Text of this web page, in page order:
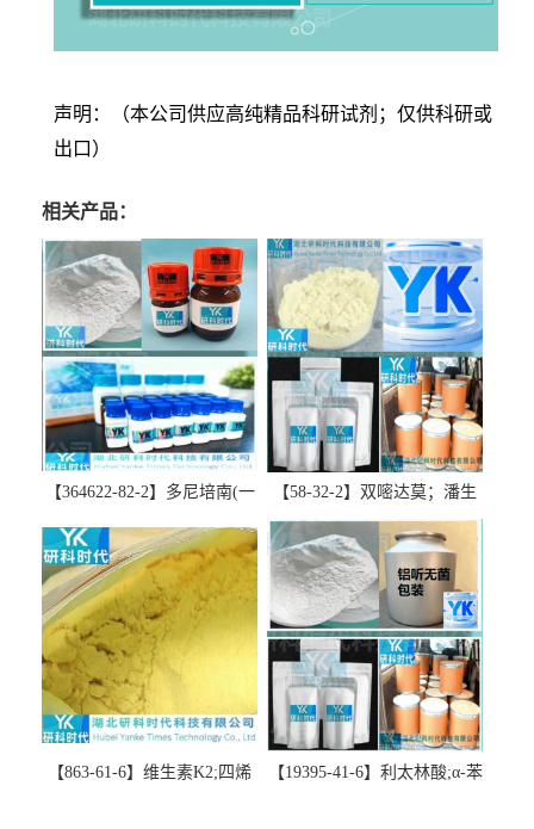
声明：（本公司供应高纯精品科研试剂；仅供科研或
出口）
相关产品：
【364622-82-2】多尼培南(一
精品科研试剂-湖北研科时代
科技-“研”无止境;“科”学创
新！支持三方验证；支持定
制；检测图谱；MSDS等技术
支持！
【58-32-2】双嘧达莫；潘生
丁-精品科研试剂-湖北研科时
代科技-“研”无止境;“科”学创
新！支持三方验证；支持定
制；检测图谱；MSDS等技术
支持！
【863-61-6】维生素K2;四烯
【19395-41-6】利太林酸;α-苯